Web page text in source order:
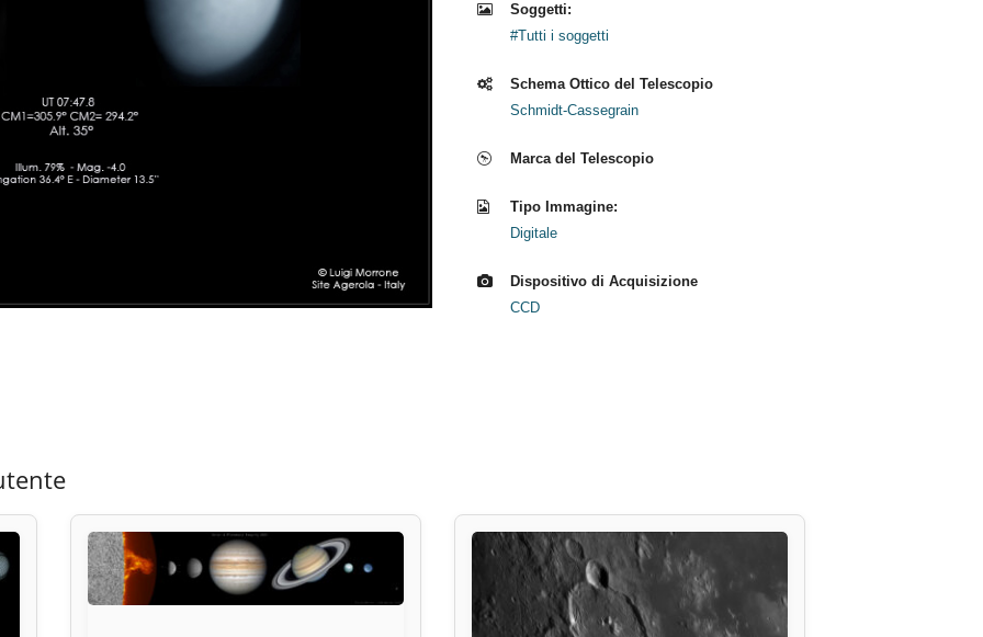
Soggetti:
#Tutti i soggetti
Schema Ottico del Telescopio
Schmidt-Cassegrain
Marca del Telescopio
Tipo Immagine:
Digitale
Dispositivo di Acquisizione
CCD